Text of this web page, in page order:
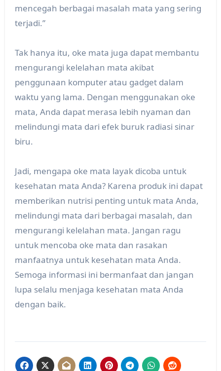
mencegah berbagai masalah mata yang sering
terjadi.”
Tak hanya itu, oke mata juga dapat membantu
mengurangi kelelahan mata akibat
penggunaan komputer atau gadget dalam
waktu yang lama. Dengan menggunakan oke
mata, Anda dapat merasa lebih nyaman dan
melindungi mata dari efek buruk radiasi sinar
biru.
Jadi, mengapa oke mata layak dicoba untuk
kesehatan mata Anda? Karena produk ini dapat
memberikan nutrisi penting untuk mata Anda,
melindungi mata dari berbagai masalah, dan
mengurangi kelelahan mata. Jangan ragu
untuk mencoba oke mata dan rasakan
manfaatnya untuk kesehatan mata Anda.
Semoga informasi ini bermanfaat dan jangan
lupa selalu menjaga kesehatan mata Anda
dengan baik.